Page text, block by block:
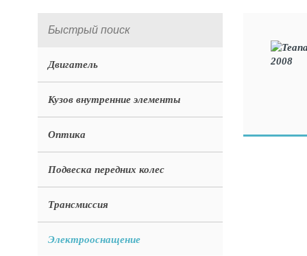
Двигатель
Кузов внутренние элементы
Оптика
Подвеска передних колес
Трансмиссия
Электрооснащение